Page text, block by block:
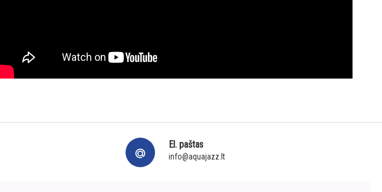
El. paštas
info@aquajazz.lt